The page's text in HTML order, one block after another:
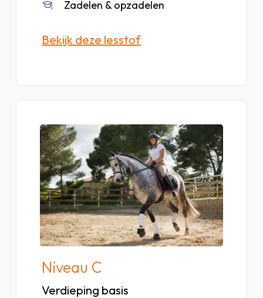
Zadelen & opzadelen
Bekijk deze lesstof
lesstof
niveau
Niveau C
Verdieping basis